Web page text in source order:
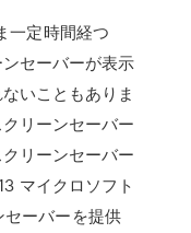
一定時間経つ
セーバーが表示
いこともありま
リーンセーバー
リーンセーバー
マイクロソフト
ーバーを提供